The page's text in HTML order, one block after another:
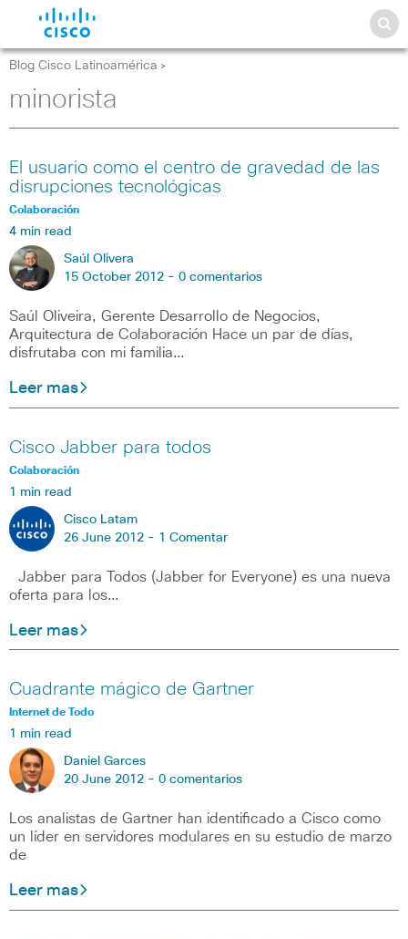
Blog Cisco Latinoamérica >
minorista
El usuario como el centro de gravedad de las
disrupciones tecnológicas
Colaboración
4 min read
Saúl Olivera
15 October 2012 - 0 comentarios
Saúl Oliveira, Gerente Desarrollo de Negocios,
Arquitectura de Colaboración Hace un par de días,
disfrutaba con mi familia…
Leer mas
Cisco Jabber para todos
Colaboración
1 min read
Cisco Latam
26 June 2012 - 1 Comentar
Jabber para Todos (Jabber for Everyone) es una nueva
oferta para los…
Leer mas
Cuadrante mágico de Gartner
Internet de Todo
1 min read
Daniel Garces
20 June 2012 - 0 comentarios
Los analistas de Gartner han identificado a Cisco como
un líder en servidores modulares en su estudio de marzo
de
Leer mas